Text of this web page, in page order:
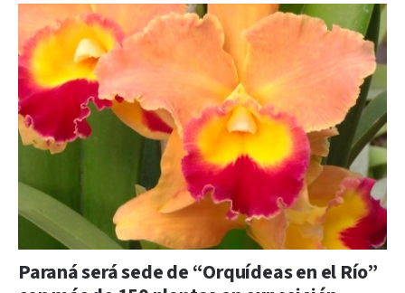
Paraná será sede de “Orquídeas en el Río”